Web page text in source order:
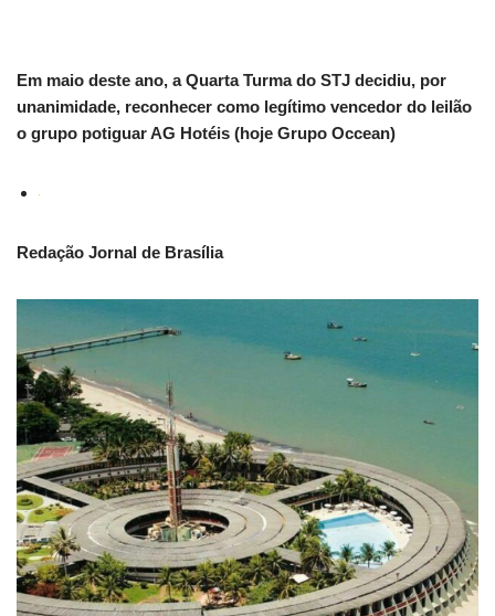
Em maio deste ano, a Quarta Turma do STJ decidiu, por
unanimidade, reconhecer como legítimo vencedor do leilão
o grupo potiguar AG Hotéis (hoje Grupo Occean)
Redação Jornal de Brasília